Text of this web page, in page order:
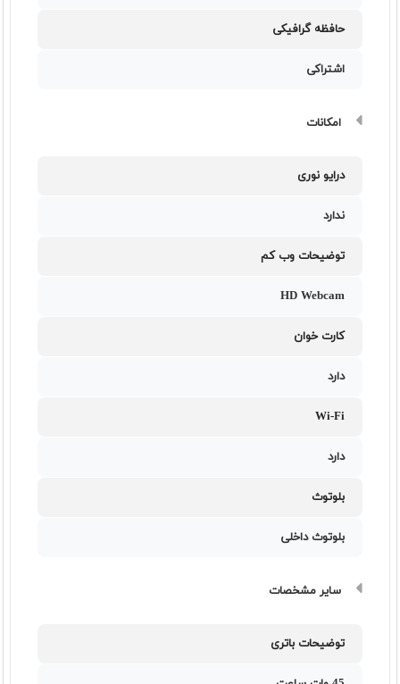
حافظه گرافیکی
اشتراکی
امکانات
درایو نوری
ندارد
توضیحات وب کم
HD Webcam
کارت خوان
دارد
Wi-Fi
دارد
بلوتوث
بلوتوث داخلی
سایر مشخصات
توضیحات باتری